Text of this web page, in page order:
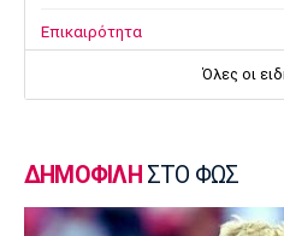
Επικαιρότητα
Τραγωδία στην Πάρο:
Άρης - Πανσερραϊκός
22:18
Όλες οι
ΔΗΜΟΦΙΛΗ ΣΤΟ ΦΩΣ